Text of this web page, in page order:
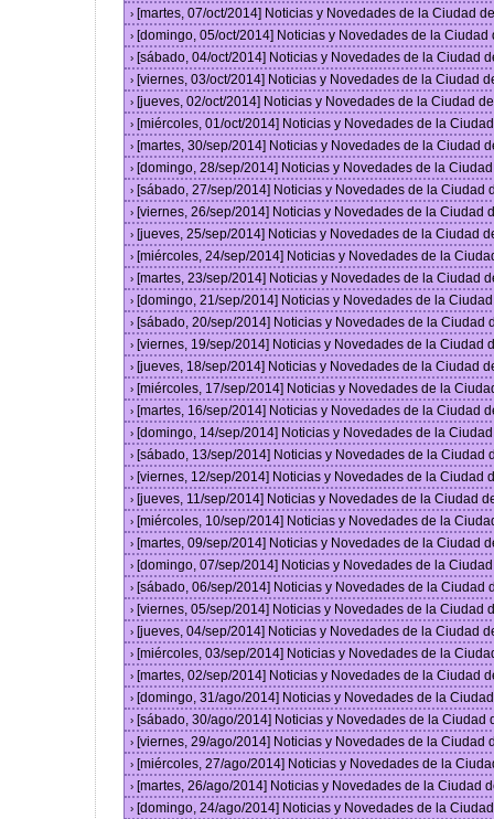
› [martes, 07/oct/2014] Noticias y Novedades de la Ciudad
› [domingo, 05/oct/2014] Noticias y Novedades de la
› [sábado, 04/oct/2014] Noticias y Novedades de la Ciudad
› [viernes, 03/oct/2014] Noticias y Novedades de la Ciudad
› [jueves, 02/oct/2014] Noticias y Novedades de la Ciudad
› [miércoles, 01/oct/2014] Noticias y Novedades de la
› [martes, 30/sep/2014] Noticias y Novedades de la Ciudad
› [domingo, 28/sep/2014] Noticias y Novedades de la
› [sábado, 27/sep/2014] Noticias y Novedades de la Ciudad
› [viernes, 26/sep/2014] Noticias y Novedades de la Ciudad
› [jueves, 25/sep/2014] Noticias y Novedades de la Ciudad
› [miércoles, 24/sep/2014] Noticias y Novedades de la
› [martes, 23/sep/2014] Noticias y Novedades de la Ciudad
› [domingo, 21/sep/2014] Noticias y Novedades de la
› [sábado, 20/sep/2014] Noticias y Novedades de la Ciudad
› [viernes, 19/sep/2014] Noticias y Novedades de la Ciudad
› [jueves, 18/sep/2014] Noticias y Novedades de la Ciudad
› [miércoles, 17/sep/2014] Noticias y Novedades de la
› [martes, 16/sep/2014] Noticias y Novedades de la Ciudad
› [domingo, 14/sep/2014] Noticias y Novedades de la
› [sábado, 13/sep/2014] Noticias y Novedades de la Ciudad
› [viernes, 12/sep/2014] Noticias y Novedades de la Ciudad
› [jueves, 11/sep/2014] Noticias y Novedades de la Ciudad
› [miércoles, 10/sep/2014] Noticias y Novedades de la
› [martes, 09/sep/2014] Noticias y Novedades de la Ciudad
› [domingo, 07/sep/2014] Noticias y Novedades de la
› [sábado, 06/sep/2014] Noticias y Novedades de la Ciudad
› [viernes, 05/sep/2014] Noticias y Novedades de la Ciudad
› [jueves, 04/sep/2014] Noticias y Novedades de la Ciudad
› [miércoles, 03/sep/2014] Noticias y Novedades de la
› [martes, 02/sep/2014] Noticias y Novedades de la Ciudad
› [domingo, 31/ago/2014] Noticias y Novedades de la
› [sábado, 30/ago/2014] Noticias y Novedades de la Ciudad
› [viernes, 29/ago/2014] Noticias y Novedades de la Ciudad
› [miércoles, 27/ago/2014] Noticias y Novedades de la
› [martes, 26/ago/2014] Noticias y Novedades de la Ciudad
› [domingo, 24/ago/2014] Noticias y Novedades de la